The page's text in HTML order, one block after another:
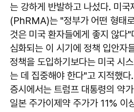
는 강하게 반발하고 나섰다. 미국
(PhRMA)는 "정부가 어떤 형태
것은 미국 환자들에게 좋지 않다"
심화되는 이 시기에 정책 입안자
정책을 도입하기보다는 미국 시
는 데 집중해야 한다"고 지적했
증시에서는 트럼프 대통령의 약
일본 주가이제약 주가가 11% 이